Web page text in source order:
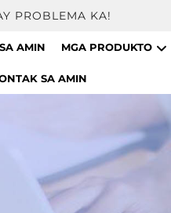
PROBLEMA KA!
AMIN MGA PRODUKTO
SA AMIN